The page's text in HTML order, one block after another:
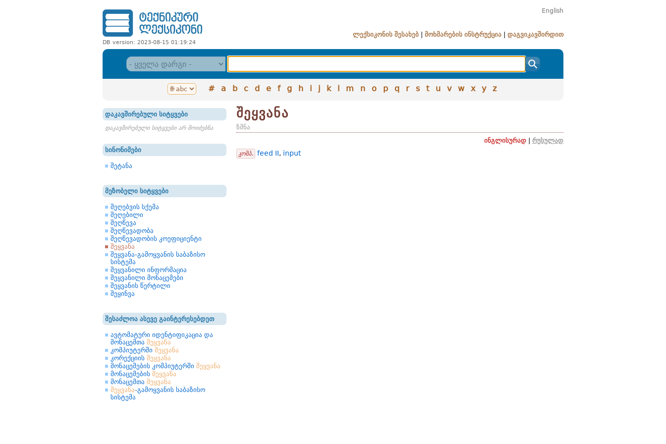
DB version: 2023-08-15 01:19:24
English
ლექსიკონის შესახებ მოხმარების ინსტრუქცია დაგვიკავშირდით
# a b c d e f g h i j k l m n o p q r s t u v w x y z
დაკავშირებული სიტყვები
დაკავშირებული სიტყვები არ მოიძებნა
სინონიმები
შეტანა
მეზობელი სიტყვები
შეღებვის სქემა
შეღებილი
შეღწევა
შეღწევადობა
შეღწევადობის კოეფიციენტი
შეყვანა
შეყვანა-გამოყვანის საბაზისო
სისტემა
შეყვანილი ინფორმაცია
შეყვანილი მონაცემები
შეყვანის წერტილი
შეყინვა
შესაძლოა ასევე გაინტერესებდეთ
ავტომატური იდენტიფიკაცია და
მონაცემთა შეყვანა
კომპიუტერში შეყვანა
კორექციის შეყვანა
მონაცემების კომპიუტერში შეყვანა
მონაცემების შეყვანა
მონაცემთა შეყვანა
შეყვანა-გამოყვანის საბაზისო
სისტემა
შეყვანა
ზმნა
ინგლისურად
რუსულად
კომპ. feed II, input